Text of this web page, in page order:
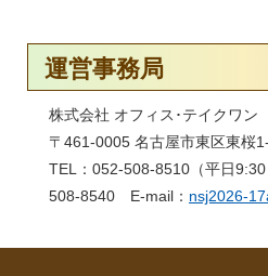
運営事務局
株式会社 オフィス･テイクワン
〒461-0005 名古屋市東区東桜
TEL：052-508-8510（平日
508-8540 E-mail： nsj2026-